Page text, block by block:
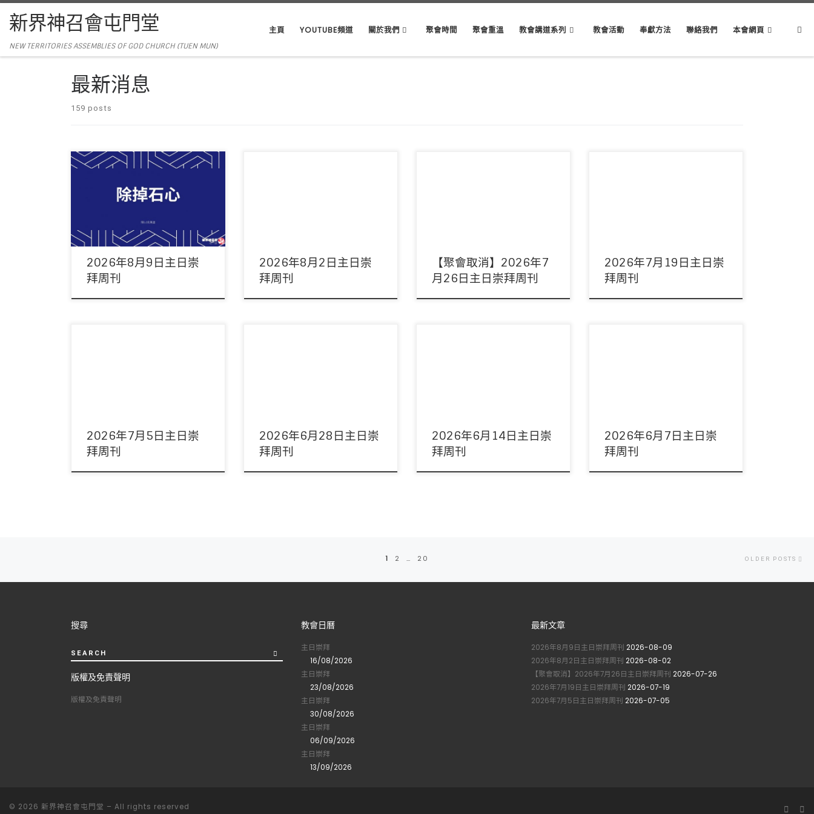
新界神召會屯門堂
NEW TERRITORIES ASSEMBLIES OF GOD CHURCH (TUEN MUN)
主頁 YOUTUBE頻道 關於我們 聚會時間 聚會重溫 教會講道系列 教會活動 奉獻方法 聯絡我們 本會網頁
最新消息
159 posts
主席：陳以抵傳道 領詩：敬拜隊 音響：周
偉宜姊妹 影像：周偉宜姊妹 司事：林掌仔
2026年8月9日主日崇
拜周刊
2026年8月2日主日崇
拜周刊
【聚會取消】2026年7
月26日主日崇拜周刊
2026年7月19日主日崇
拜周刊
2026年7月5日主日崇
拜周刊
2026年6月28日主日崇
拜周刊
2026年6月14日主日崇
拜周刊
2026年6月7日主日崇
拜周刊
navigation
1 2 … 20 OLDER POSTS
搜尋
SEARCH
版權及免責聲明
版權及免責聲明
教會日曆
主日崇拜
16/08/2026
主日崇拜
23/08/2026
主日崇拜
30/08/2026
主日崇拜
06/09/2026
主日崇拜
13/09/2026
最新文章
2026年8月9日主日崇拜周刊 2026-08-09
2026年8月2日主日崇拜周刊 2026-08-02
【聚會取消】2026年7月26日主日崇拜周刊 2026-07-26
2026年7月19日主日崇拜周刊 2026-07-19
2026年7月5日主日崇拜周刊 2026-07-05
© 2026 新界神召會屯門堂 – All rights reserved